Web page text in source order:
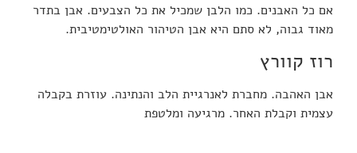
אם כל האבנים. כמו הלבן שמכיל את כל הצבעים. אבן בתדר
מאוד גבוה, לא סתם היא אבן הטיהור האולטימטיבית.
רוז קוורץ
אבן האהבה. מחברת לאנרגיית הלב והנתינה. עוזרת בקבלה
עצמית וקבלת האחר. מרגיעה ומלטפת